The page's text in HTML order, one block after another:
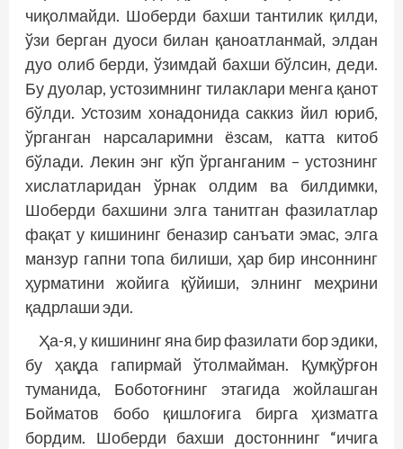
чиқолмайди. Шоберди бахши тантилик қилди,
ўзи берган дуоси билан қаноатланмай, элдан
дуо олиб берди, ўзимдай бахши бўлсин, деди.
Бу дуолар, устозимнинг тилаклари менга қанот
бўлди. Устозим хонадонида саккиз йил юриб,
ўрганган нарсаларимни ёзсам, катта китоб
бўлади. Лекин энг кўп ўрганганим – устознинг
хислатларидан ўрнак олдим ва билдимки,
Шоберди бахшини элга танитган фазилатлар
фақат у кишининг беназир санъати эмас, элга
манзур гапни топа билиши, ҳар бир инсоннинг
ҳурматини жойига қўйиши, элнинг меҳрини
қадрлаши эди.
Ҳа-я, у кишининг яна бир фазилати бор эдики,
бу ҳақда гапирмай ўтолмайман. Қумқўрғон
туманида, Боботоғнинг этагида жойлашган
Бойматов бобо қишлоғига бирга ҳизматга
бордим. Шоберди бахши достоннинг “ичига